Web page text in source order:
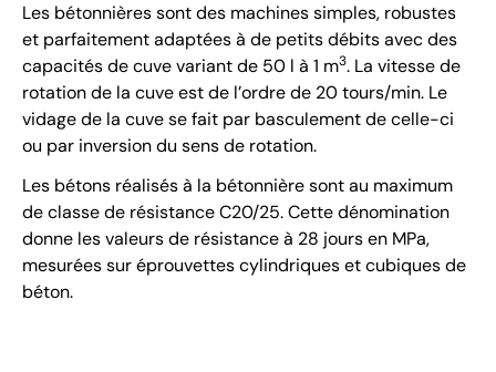
Les bétonnières sont des machines simples, robustes
et parfaitement adaptées à de petits débits avec des
capacités de cuve variant de 50 l à 1 m3. La vitesse de
rotation de la cuve est de l’ordre de 20 tours/min. Le
vidage de la cuve se fait par basculement de celle-ci
ou par inversion du sens de rotation.
Les bétons réalisés à la bétonnière sont au maximum
de classe de résistance C20/25. Cette dénomination
donne les valeurs de résistance à 28 jours en MPa,
mesurées sur éprouvettes cylindriques et cubiques de
béton.